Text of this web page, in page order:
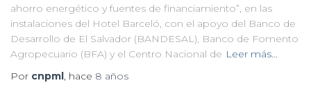
ahorro energético y fuentes de financiamiento”, en las
instalaciones del Hotel Barceló, con el apoyo del Banco de
Desarrollo de El Salvador (BANDESAL), Banco de Fomento
Agropecuario (BFA) y el Centro Nacional de Leer más…
Por cnpml, hace 8 años